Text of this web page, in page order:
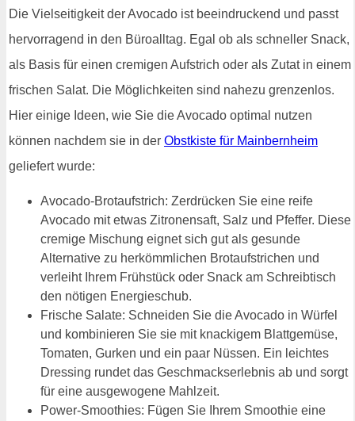
Die Vielseitigkeit der Avocado ist beeindruckend und passt
hervorragend in den Büroalltag. Egal ob als schneller Snack,
als Basis für einen cremigen Aufstrich oder als Zutat in einem
frischen Salat. Die Möglichkeiten sind nahezu grenzenlos.
Hier einige Ideen, wie Sie die Avocado optimal nutzen
können nachdem sie in der Obstkiste für Mainbernheim
geliefert wurde:
Avocado-Brotaufstrich: Zerdrücken Sie eine reife
Avocado mit etwas Zitronensaft, Salz und Pfeffer. Diese
cremige Mischung eignet sich gut als gesunde
Alternative zu herkömmlichen Brotaufstrichen und
verleiht Ihrem Frühstück oder Snack am Schreibtisch
den nötigen Energieschub.
Frische Salate: Schneiden Sie die Avocado in Würfel
und kombinieren Sie sie mit knackigem Blattgemüse,
Tomaten, Gurken und ein paar Nüssen. Ein leichtes
Dressing rundet das Geschmackserlebnis ab und sorgt
für eine ausgewogene Mahlzeit.
Power-Smoothies: Fügen Sie Ihrem Smoothie eine